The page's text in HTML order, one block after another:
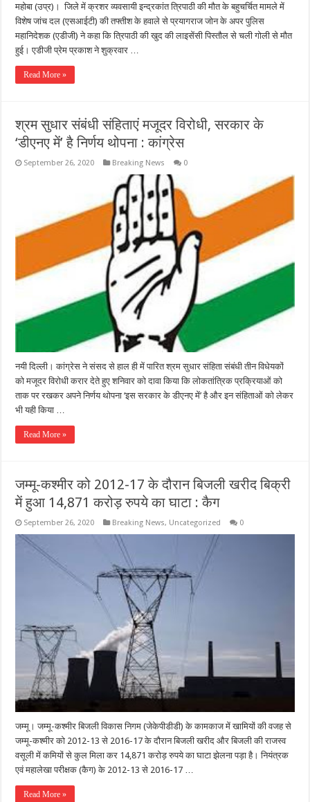
महोबा (उप्र)। जिले में क्रशर व्यवसायी इन्द्रकांत त्रिपाठी की मौत के बहुचर्चित मामले में
विशेष जांच दल (एसआईटी) की तफ्तीश के हवाले से प्रयागराज जोन के अपर पुलिस
महानिदेशक (एडीजी) ने कहा कि त्रिपाठी की खुद की लाइसेंसी पिस्तौल से चली गोली से मौत
हुई। एडीजी प्रेम प्रकाश ने शुक्रवार …
Read More »
श्रम सुधार संबंधी संहिताएं मजूदर विरोधी, सरकार के
‘डीएनए में’ है निर्णय थोपना : कांग्रेस
September 26, 2020 Breaking News 0
नयी दिल्ली। कांग्रेस ने संसद से हाल ही में पारित श्रम सुधार संहिता संबंधी तीन विधेयकों
को मजूदर विरोधी करार देते हुए शनिवार को दावा किया कि लोकतांत्रिक प्रक्रियाओं को
ताक पर रखकर अपने निर्णय थोपना ‘इस सरकार के डीएनए में’ है और इन संहिताओं को लेकर
भी यही किया …
Read More »
जम्मू-कश्मीर को 2012-17 के दौरान बिजली खरीद बिक्री
में हुआ 14,871 करोड़ रुपये का घाटा : कैग
September 26, 2020 Breaking News, Uncategorized 0
जम्मू। जम्मू-कश्मीर बिजली विकास निगम (जेकेपीडीडी) के कामकाज में खामियों की वजह से
जम्मू-कश्मीर को 2012-13 से 2016-17 के दौरान बिजली खरीद और बिजली की राजस्व
वसूली में कमियों से कुल मिला कर 14,871 करोड़ रुपये का घाटा झेलना पड़ा है। नियंत्रक
एवं महालेखा परीक्षक (कैग) के 2012-13 से 2016-17 …
Read More »